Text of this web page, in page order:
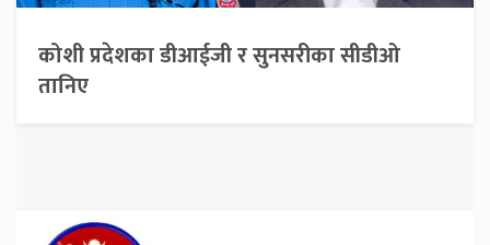
कोशी प्रदेशका डीआईजी र सुनसरीका सीडीओ
तानिए